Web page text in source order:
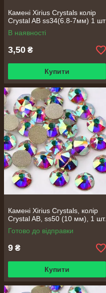
Камені Xirius Crystals колір
Crystal AB ss34(6.8-7мм) 1 шт
В наявності
3,50 ₴
Купити
Камені Xirius Crystals, колір
Crystal AB, ss50 (10 мм), 1 шт.
Готово до відправки
9 ₴
Купити